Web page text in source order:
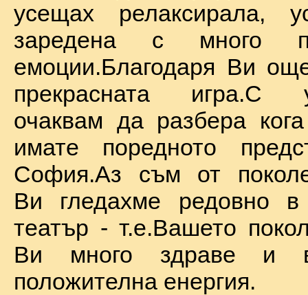
усещах релаксирала,
заредена с много
емоции.Благодаря Ви
прекрасната игра.С
очаквам да разбера
имате поредното
София.Аз съм от
Ви гледахме редовно
театър - т.е.Вашето
Ви много здраве и
положителна енергия.